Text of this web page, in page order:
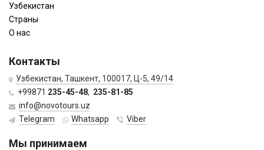
Узбекистан
Страны
О нас
Контакты
Узбекистан, Ташкент, 100017, Ц-5, 49/14
+99871 235-45-48, 235-81-85
info@novotours.uz
Telegram
Whatsapp Viber
Мы принимаем